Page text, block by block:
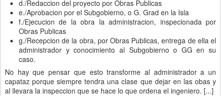
d./Redaccion del proyecto por Obras Publicas
e./Aprobacion por el Subgobierno, o G. Grad en la Isla
f./Ejecucion de la obra la administracion, inspecionada por
Obras Publicas
g./Recepcion de la obra, por Obras Publicas, entrega de ella el
administrador y conocimiento al Subgobierno o GG en su
caso.
No hay que pensar que esto transforme al administrador a un
capataz porque siempre tendra una clase que dejar en las obas y
al llevara la inspeccion que se hace lo que ordena el ingeniero. [...]